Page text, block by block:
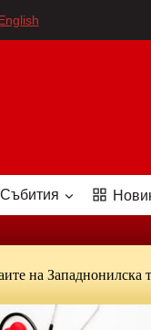
Събития
на Западнонилска